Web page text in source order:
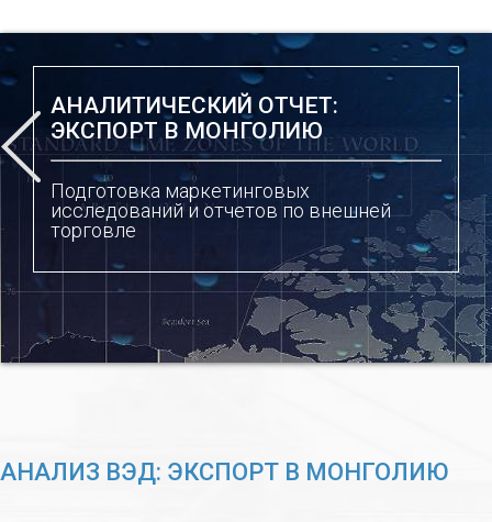
АНАЛИТИЧЕСКИЙ ОТЧЕТ:
ЭКСПОРТ В МОНГОЛИЮ
Подготовка маркетинговых
исследований и отчетов по внешней
торговле
АНАЛИЗ ВЭД: ЭКСПОРТ В МОНГОЛИЮ